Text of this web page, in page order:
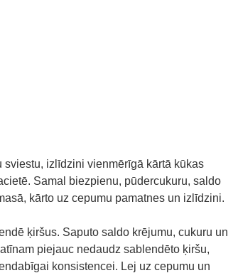
izlīdzini vienmērīgā kārtā kūkas
Samal biezpienu, pūdercukuru, saldo
kārto uz cepumu pamatnes un izlīdzini.
ķiršus. Saputo saldo krējumu, cukuru un
piejauc nedaudz sablendēto ķiršu,
konsistencei. Lej uz cepumu un